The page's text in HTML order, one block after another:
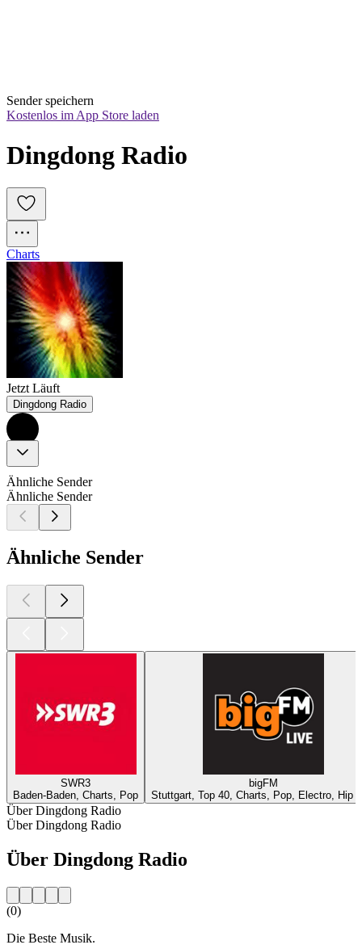
Sender speichern
Kostenlos im App Store laden
Dingdong Radio
Charts
Jetzt Läuft
Dingdong Radio
Ähnliche Sender
Ähnliche Sender
Ähnliche Sender
SWR3
Baden-Baden, Charts, Pop
bigFM
Stuttgart, Top 40, Charts, Pop, Electro, Hip
Über Dingdong Radio
Über Dingdong Radio
Über Dingdong Radio
(0)
Die Beste Musik.